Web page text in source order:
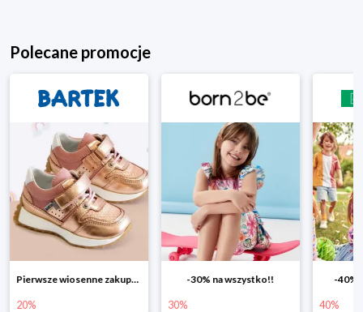
Polecane promocje
-30% na wszystko!!
30%
-40% na drugą sztukę
40% 25%